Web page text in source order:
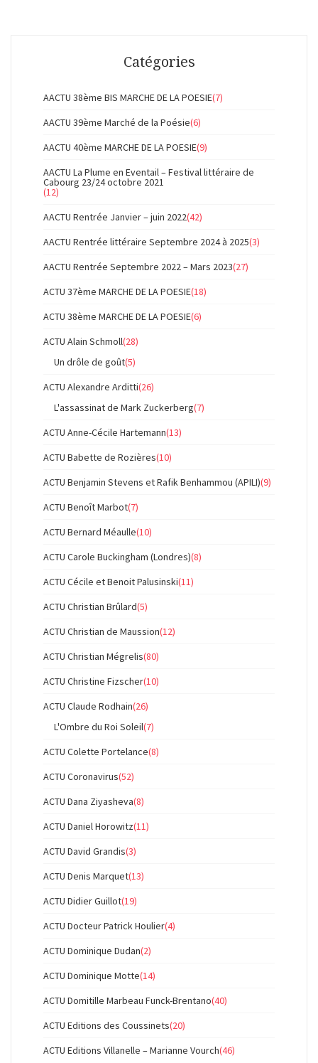
Catégories
AACTU 38ème BIS MARCHE DE LA POESIE(7)
AACTU 39ème Marché de la Poésie(6)
AACTU 40ème MARCHE DE LA POESIE(9)
AACTU La Plume en Eventail – Festival littéraire de
Cabourg 23/24 octobre 2021
(12)
AACTU Rentrée Janvier – juin 2022(42)
AACTU Rentrée littéraire Septembre 2024 à 2025(3)
AACTU Rentrée Septembre 2022 – Mars 2023(27)
ACTU 37ème MARCHE DE LA POESIE(18)
ACTU 38ème MARCHE DE LA POESIE(6)
ACTU Alain Schmoll(28)
Un drôle de goût(5)
ACTU Alexandre Arditti(26)
L'assassinat de Mark Zuckerberg(7)
ACTU Anne-Cécile Hartemann(13)
ACTU Babette de Rozières(10)
ACTU Benjamin Stevens et Rafik Benhammou (APILI)(9)
ACTU Benoît Marbot(7)
ACTU Bernard Méaulle(10)
ACTU Carole Buckingham (Londres)(8)
ACTU Cécile et Benoit Palusinski(11)
ACTU Christian Brûlard(5)
ACTU Christian de Maussion(12)
ACTU Christian Mégrelis(80)
ACTU Christine Fizscher(10)
ACTU Claude Rodhain(26)
L'Ombre du Roi Soleil(7)
ACTU Colette Portelance(8)
ACTU Coronavirus(52)
ACTU Dana Ziyasheva(8)
ACTU Daniel Horowitz(11)
ACTU David Grandis(3)
ACTU Denis Marquet(13)
ACTU Didier Guillot(19)
ACTU Docteur Patrick Houlier(4)
ACTU Dominique Dudan(2)
ACTU Dominique Motte(14)
ACTU Domitille Marbeau Funck-Brentano(40)
ACTU Editions des Coussinets(20)
ACTU Editions Villanelle – Marianne Vourch(46)